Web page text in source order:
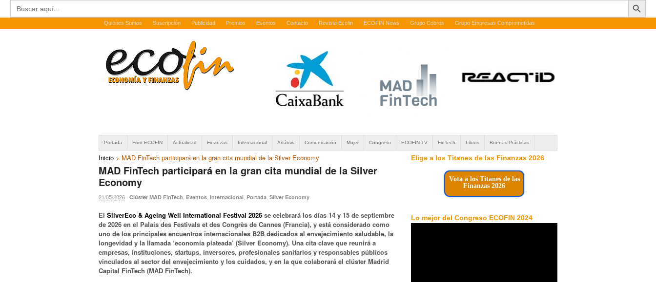
Buscar:
Quiénes Somos Suscripción Publicidad Premios Eventos Contacto Revista Ecofin ECOFIN News Grupo Cobros Grupo Empresas Comprometidas
Portada Foro ECOFIN Actualidad Finanzas Internacional Análisis Comunicación Mujer Congreso ECOFIN TV FinTech Libros Buenas Prácticas
Inicio > MAD FinTech participará en la gran cita mundial de la Silver Economy
MAD FinTech participará en la gran cita mundial de la Silver
Economy
21/05/2026 · Clúster MAD FinTech Eventos Internacional Portada Silver Economy
El SilverEco & Ageing Well International Festival 2026 se celebrará los días 14 y 15 de septiembre
de 2026 en el Palais des Festivals et des Congrès de Cannes (Francia), y está considerado como
uno de los principales encuentros internacionales B2B dedicados al envejecimiento saludable, la
longevidad y la llamada ‘economía plateada’ (Silver Economy). Una cita clave que reunirá a
empresas, instituciones, startups, inversores, profesionales sanitarios y responsables públicos
vinculados al sector del envejecimiento y los cuidados, y en la que colaborará el clúster Madrid
Capital FinTech (MAD FinTech).
Elige a los Titanes de las Finanzas 2026
Vota a los Titanes de las
Finanzas 2026
Lo mejor del Congreso ECOFIN 2024